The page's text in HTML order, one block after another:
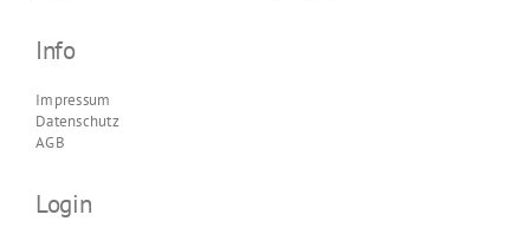
Info
Impressum
Datenschutz
AGB
Login